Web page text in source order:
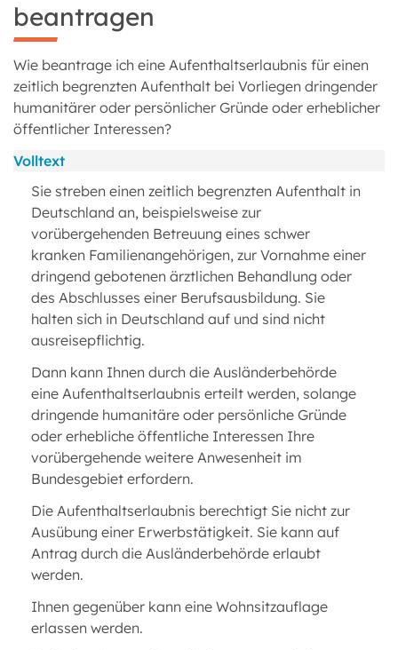
beantragen
Wie beantrage ich eine Aufenthaltserlaubnis für einen
zeitlich begrenzten Aufenthalt bei Vorliegen dringender
humanitärer oder persönlicher Gründe oder erheblicher
öffentlicher Interessen?
Volltext
Sie streben einen zeitlich begrenzten Aufenthalt in
Deutschland an, beispielsweise zur
vorübergehenden Betreuung eines schwer
kranken Familienangehörigen, zur Vornahme einer
dringend gebotenen ärztlichen Behandlung oder
des Abschlusses einer Berufsausbildung. Sie
halten sich in Deutschland auf und sind nicht
ausreisepflichtig.
Dann kann Ihnen durch die Ausländerbehörde
eine Aufenthaltserlaubnis erteilt werden, solange
dringende humanitäre oder persönliche Gründe
oder erhebliche öffentliche Interessen Ihre
vorübergehende weitere Anwesenheit im
Bundesgebiet erfordern.
Die Aufenthaltserlaubnis berechtigt Sie nicht zur
Ausübung einer Erwerbstätigkeit. Sie kann auf
Antrag durch die Ausländerbehörde erlaubt
werden.
Ihnen gegenüber kann eine Wohnsitzauflage
erlassen werden.